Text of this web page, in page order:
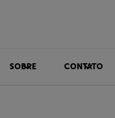
SOBRE CONTATO